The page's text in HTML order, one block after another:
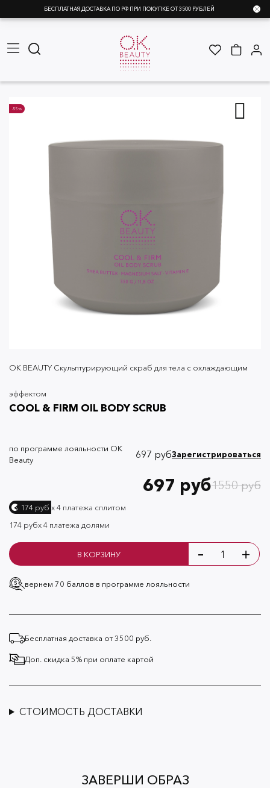
БЕСПЛАТНАЯ ДОСТАВКА ПО РФ ПРИ ПОКУПКЕ ОТ 3500 РУБЛЕЙ
-55%
OK BEAUTY Скульптурирующий скраб для тела с охлаждающим
эффектом
COOL & FIRM OIL BODY SCRUB
по программе лояльности OK
Beauty
697 рубЗарегистрироваться
1550 руб
697 руб
174 руб х 4 платежа сплитом
174 рубх 4 платежа долями
В КОРЗИНУ - +
вернем 70 баллов в программе лояльности
Бесплатная доставка от 3500 руб.
Доп. скидка 5% при оплате картой
СТОИМОСТЬ ДОСТАВКИ
ЗАВЕРШИ ОБРАЗ